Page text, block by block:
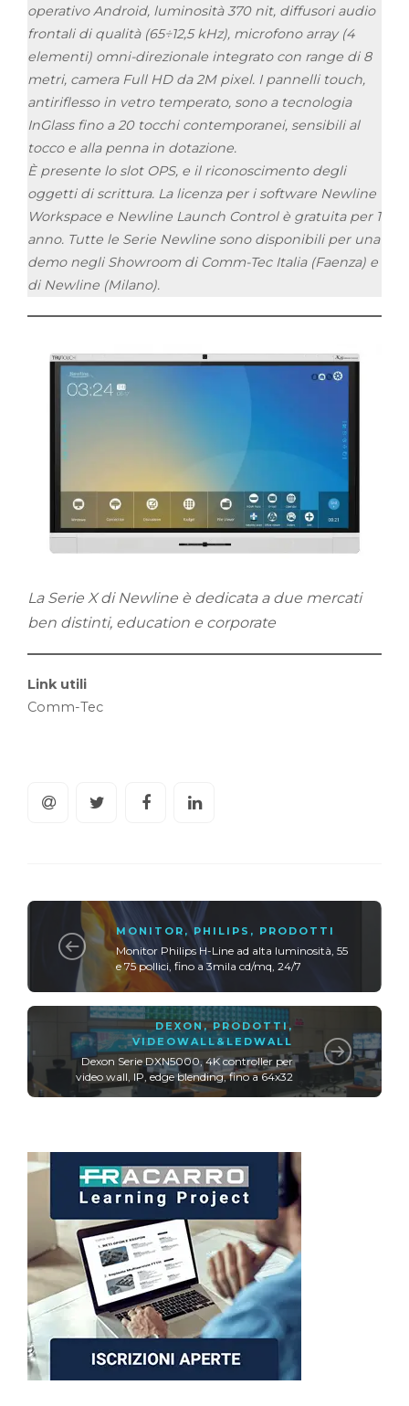
operativo Android, luminosità 370 nit, diffusori audio
frontali di qualità (65÷12,5 kHz), microfono array (4
elementi) omni-direzionale integrato con range di 8
metri, camera Full HD da 2M pixel. I pannelli touch,
antiriflesso in vetro temperato, sono a tecnologia
InGlass fino a 20 tocchi contemporanei, sensibili al
tocco e alla penna in dotazione.
È presente lo slot OPS, e il riconoscimento degli
oggetti di scrittura. La licenza per i software Newline
Workspace e Newline Launch Control è gratuita per 1
anno. Tutte le Serie Newline sono disponibili per una
demo negli Showroom di Comm-Tec Italia (Faenza) e
di Newline (Milano).
La Serie X di Newline è dedicata a due mercati
ben distinti, education e corporate
Link utili
Comm-Tec
MONITOR ,PHILIPS , PRODOTTI
Monitor Philips H-Line ad alta luminosità, 55
e 75 pollici, fino a 3mila cd/mq, 24/7
DEXON ,PRODOTTI,
VIDEOWALL&LEDWALL
Dexon Serie DXN5000, 4K controller per
video wall, IP, edge blending, fino a 64x32